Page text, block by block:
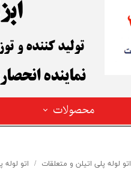
محصولات
تولید کننده و
​نماینده
اتو لوله پلی اتیلن و متعلقات اتو لوله پلی